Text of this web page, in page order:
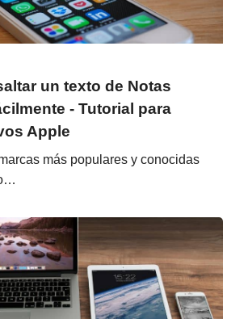
un texto de Notas
- Tutorial para
Apple
más populares y conocidas